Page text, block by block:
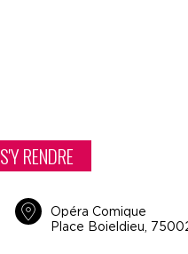
S'Y RENDRE
Opéra Comique
Place Boieldieu,